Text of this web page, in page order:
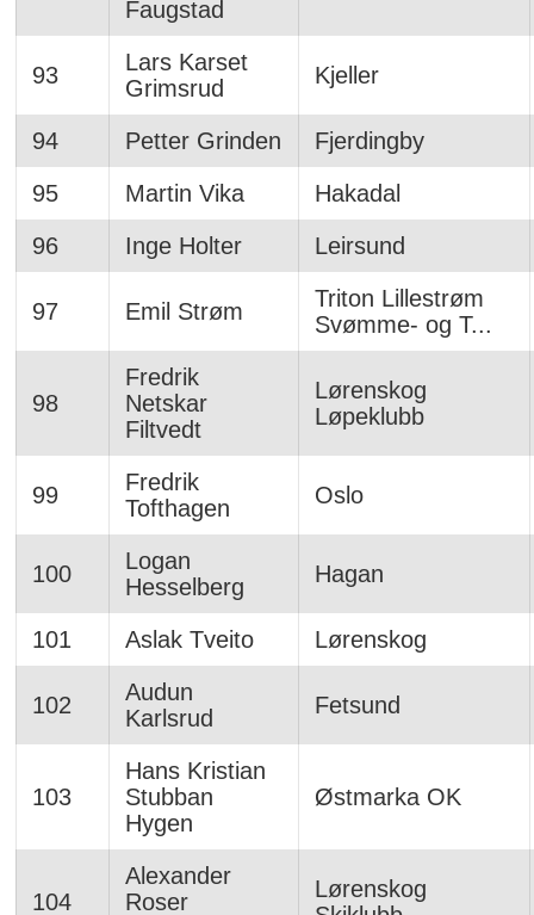
Faugstad
93
Lars Karset
Grimsrud
Kjeller
94 Petter Grinden
Fjerdingby
95
Martin Vika
Hakadal
96
Inge Holter Leirsund
97 Emil Strøm
Triton Lillestrøm
Svømme- og T...
98
Fredrik
Netskar
Filtvedt
Lørenskog
Løpeklubb
99
Fredrik
Tofthagen
Oslo
100
Logan
Hesselberg
Hagan
101 Aslak Tveito Lørenskog
102
Audun
Karlsrud
Fetsund
103
Hans Kristian
Stubban
Hygen
Østmarka OK
104
Alexander
Roser
Lørenskog